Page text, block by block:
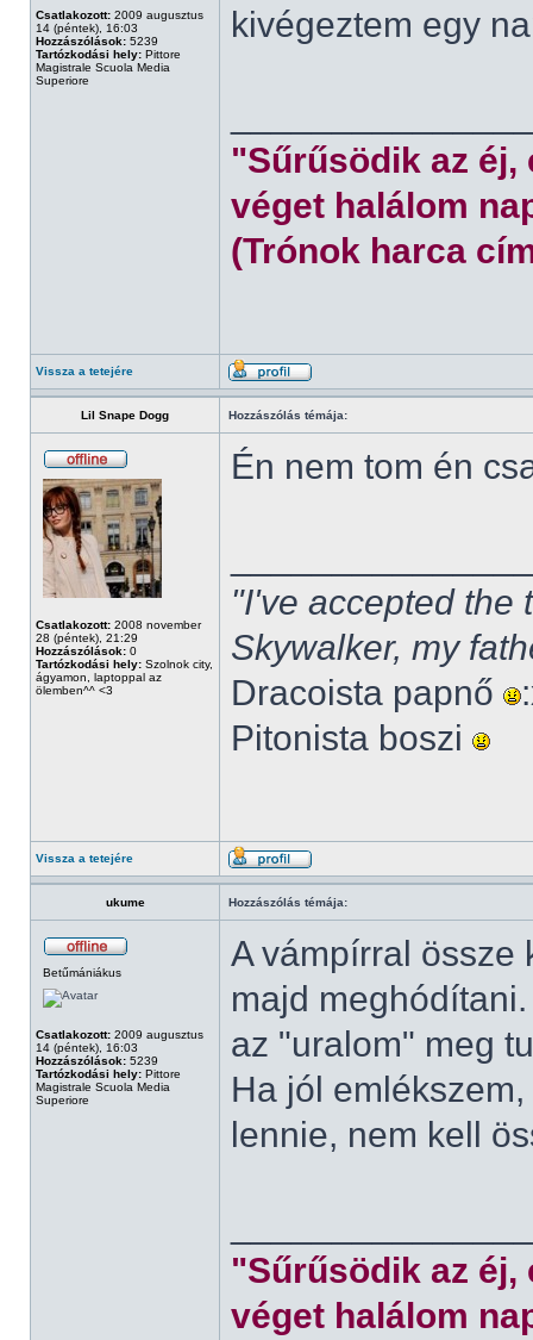
Csatlakozott: 2009 augusztus
14 (péntek), 16:03
Hozzászólások: 5239
Tartózkodási hely: Pittore
Magistrale Scuola Media
Superiore
kivégeztem egy
"Sűrűsödik az éj,
véget halálom
(Trónok harca
Vissza a tetejére
Lil Snape Dogg Hozzászólás témája:
Csatlakozott: 2008 november
28 (péntek), 21:29
Hozzászólások: 0
Tartózkodási hely: Szolnok city,
ágyamon, laptoppal az
ölemben^^ <3
Én nem tom én
"I've accepted the
Skywalker, my
Dracoista papnő
Pitonista boszi
Vissza a tetejére
ukume Hozzászólás témája:
Betűmániákus
Csatlakozott: 2009 augusztus
14 (péntek), 16:03
Hozzászólások: 5239
Tartózkodási hely: Pittore
Magistrale Scuola Media
Superiore
A vámpírral össze
majd
az "uralom" meg
Ha jól
lennie, nem kell
"Sűrűsödik az éj,
véget halálom